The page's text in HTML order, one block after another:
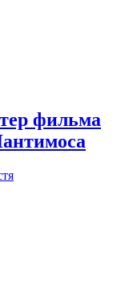
фильма